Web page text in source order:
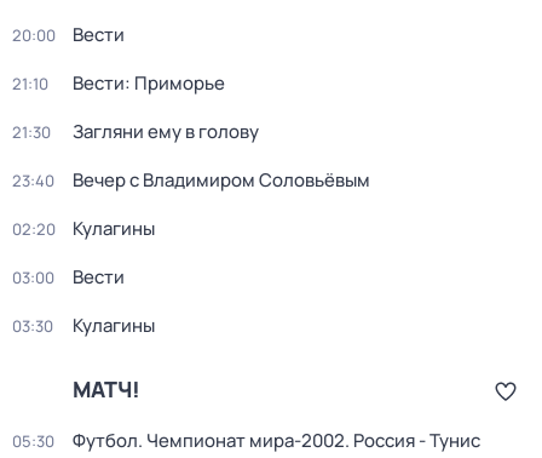
20:00 Вести
21:10 Вести: Приморье
21:30 Загляни ему в голову
23:40 Вечер с Владимиром Соловьёвым
02:20 Кулагины
03:00 Вести
03:30 Кулагины
МАТЧ!
05:30 Футбол. Чемпионат мира-2002. Россия - Тунис